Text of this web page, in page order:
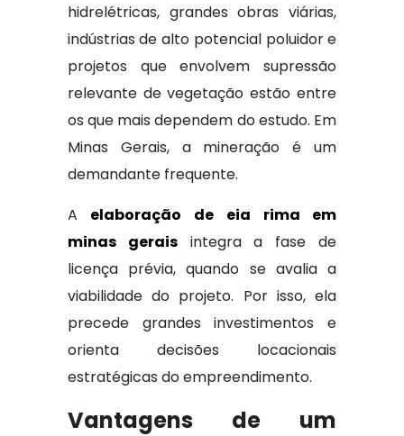
hidrelétricas, grandes obras viárias,
indústrias de alto potencial poluidor e
projetos que envolvem supressão
relevante de vegetação estão entre
os que mais dependem do estudo. Em
Minas Gerais, a mineração é um
demandante frequente.
A elaboração de eia rima em
minas geraisintegra a fase de
licença prévia, quando se avalia a
viabilidade do projeto. Por isso, ela
precede grandes investimentos e
orienta decisões locacionais
estratégicas do empreendimento.
Vantagens de um